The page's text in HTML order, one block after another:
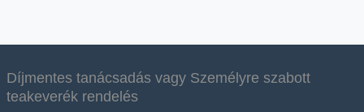
Díjmentes tanácsadás vagy Személyre szabott
teakeverék rendelés